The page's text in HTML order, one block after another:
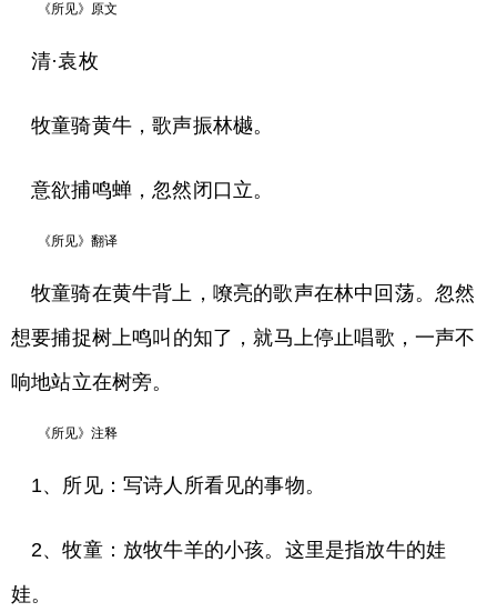
《所见》原文
清·袁枚
牧童骑黄牛，歌声振林樾。
意欲捕鸣蝉，忽然闭口立。
《所见》翻译
牧童骑在黄牛背上，嘹亮的歌声在林中回荡。忽然
想要捕捉树上鸣叫的知了，就马上停止唱歌，一声不
响地站立在树旁。
《所见》注释
1、所见：写诗人所看见的事物。
2、牧童：放牧牛羊的小孩。这里是指放牛的娃
娃。